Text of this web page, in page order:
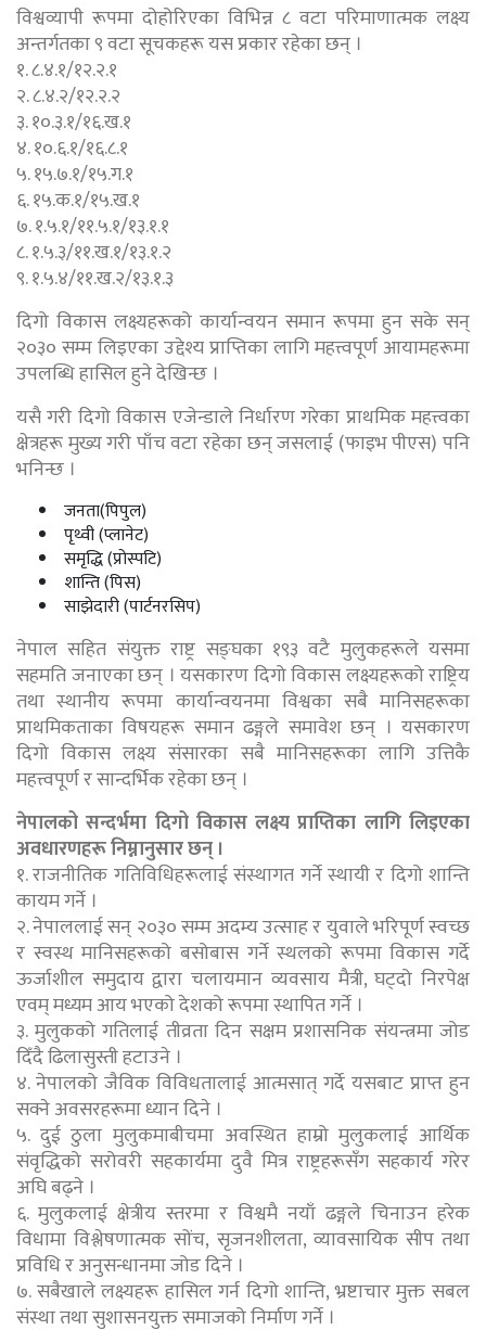
विश्वव्यापी रूपमा दोहोरिएका विभिन्न ८ वटा परिमाणात्मक लक्ष्य
अन्तर्गतका ९ वटा सूचकहरू यस प्रकार रहेका छन् ।
१. ८.४.१/१२.२.१
२. ८.४.२/१२.२.२
३. १०.३.१/१६.ख.१
४. १०.६.१/१६.८.१
५. १५.७.१/१५.ग.१
६. १५.क.१/१५.ख.१
७. १.५.१/११.५.१/१३.१.१
८. १.५.३/११.ख.१/१३.१.२
९. १.५.४/११.ख.२/१३.१.३
दिगो विकास लक्ष्यहरूको कार्यान्वयन समान रूपमा हुन सके सन्
२०३० सम्म लिइएका उद्देश्य प्राप्तिका लागि महत्त्वपूर्ण आयामहरूमा
उपलब्धि हासिल हुने देखिन्छ ।
यसै गरी दिगो विकास एजेन्डाले निर्धारण गरेका प्राथमिक महत्त्वका
क्षेत्रहरू मुख्य गरी पाँच वटा रहेका छन् जसलाई (फाइभ पीएस) पनि
भनिन्छ ।
जनता(पिपुल)
पृथ्वी (प्लानेट)
समृद्धि (प्रोस्पटि)
शान्ति (पिस)
साझेदारी (पार्टनरसिप)
नेपाल सहित संयुक्त राष्ट्र सङ्घका १९३ वटै मुलुकहरूले यसमा
सहमति जनाएका छन् । यसकारण दिगो विकास लक्ष्यहरूको राष्ट्रिय
तथा स्थानीय रूपमा कार्यान्वयनमा विश्वका सबै मानिसहरूका
प्राथमिकताका विषयहरू समान ढङ्गले समावेश छन् । यसकारण
दिगो विकास लक्ष्य संसारका सबै मानिसहरूका लागि उत्तिकै
महत्त्वपूर्ण र सान्दर्भिक रहेका छन् ।
नेपालको सन्दर्भमा दिगो विकास लक्ष्य प्राप्तिका लागि लिइएका
अवधारणहरू निम्नानुसार छन् ।
१. राजनीतिक गतिविधिहरूलाई संस्थागत गर्ने स्थायी र दिगो शान्ति
कायम गर्ने ।
२. नेपाललाई सन् २०३० सम्म अदम्य उत्साह र युवाले भरिपूर्ण स्वच्छ
र स्वस्थ मानिसहरूको बसोबास गर्ने स्थलको रूपमा विकास गर्दे
ऊर्जाशील समुदाय द्वारा चलायमान व्यवसाय मैत्री, घट्दो निरपेक्ष
एवम् मध्यम आय भएको देशको रूपमा स्थापित गर्ने ।
३. मुलुकको गतिलाई तीव्रता दिन सक्षम प्रशासनिक संयन्त्रमा जोड
दिँदै ढिलासुस्ती हटाउने ।
४. नेपालको जैविक विविधतालाई आत्मसात् गर्दे यसबाट प्राप्त हुन
सक्ने अवसरहरूमा ध्यान दिने ।
५. दुई ठुला मुलुकमाबीचमा अवस्थित हाम्रो मुलुकलाई आर्थिक
संवृद्धिको सरोवरी सहकार्यमा दुवै मित्र राष्ट्रहरूसँग सहकार्य गरेर
अघि बढ्ने ।
६. मुलुकलाई क्षेत्रीय स्तरमा र विश्वमै नयाँ ढङ्गले चिनाउन हरेक
विधामा विश्लेषणात्मक सोंच, सृजनशीलता, व्यावसायिक सीप तथा
प्रविधि र अनुसन्धानमा जोड दिने ।
७. सबैखाले लक्ष्यहरू हासिल गर्न दिगो शान्ति, भ्रष्टाचार मुक्त सबल
संस्था तथा सुशासनयुक्त समाजको निर्माण गर्ने ।